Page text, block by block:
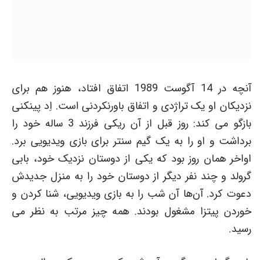
آنچه در 14 آگوست 1989 اتفاق افتاد، هنوز هم برای
نزدیکان او یک تراژدی و اتفاق باورنکردنی است. اِد پینکنی
بازگو می کند: روز قبل از آن ریکی فرزند 3 ساله خود را
برداشت و او را به یک گیم سنتر برای بازی ویدیویی برد.
اواخر همان روز بود که یکی از دوستان نزدیک خود، بابی
گرولد و چند نفر دیگر از دوستان خود را به منزل جدیدش
دعوت کرد. آن‌ها آن شب را به بازی ویدیویی، شنا کردن و
خوردن پیتزا مشغول بودند. همه چیز مرتب به نظر می
رسید.